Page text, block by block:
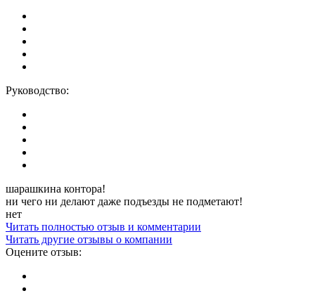
Руководство:
шарашкина контора!
ни чего ни делают даже подъезды не подметают!
нет
Читать полностью отзыв и комментарии
Читать другие отзывы о компании
Оцените отзыв: